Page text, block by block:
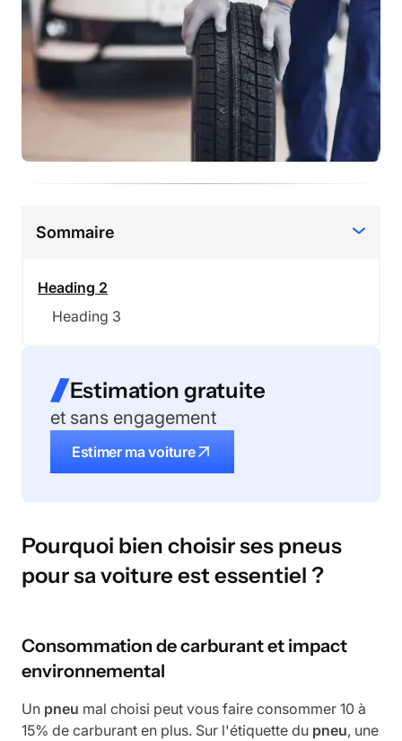
Sommaire
Heading 2
Heading 3
Estimation gratuite
et sans engagement
Estimer ma voiture
Pourquoi bien choisir ses pneus
pour sa voiture est essentiel ?
Consommation de carburant et impact
environnemental
Un pneu mal choisi peut vous faire consommer 10 à
15% de carburant en plus. Sur l'étiquette du pneu, une